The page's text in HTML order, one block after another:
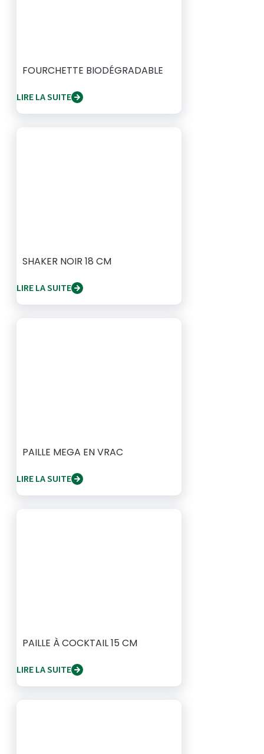
FOURCHETTE BIODÉGRADABLE
LIRE LA SUITE
SHAKER NOIR 18 CM
LIRE LA SUITE
PAILLE MEGA EN VRAC
LIRE LA SUITE
PAILLE À COCKTAIL 15 CM
LIRE LA SUITE